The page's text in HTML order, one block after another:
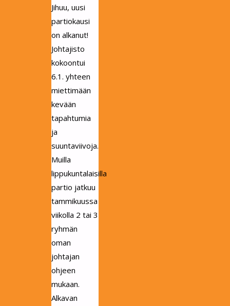
Jihuu, uusi
partiokausi
on alkanut!
Johtajisto
kokoontui
6.1. yhteen
miettimään
kevään
tapahtumia
ja
suuntaviivoja.
Muilla
lippukuntalaisilla
partio jatkuu
tammikuussa
viikolla 2 tai 3
ryhmän
oman
johtajan
ohjeen
mukaan.
Alkavan